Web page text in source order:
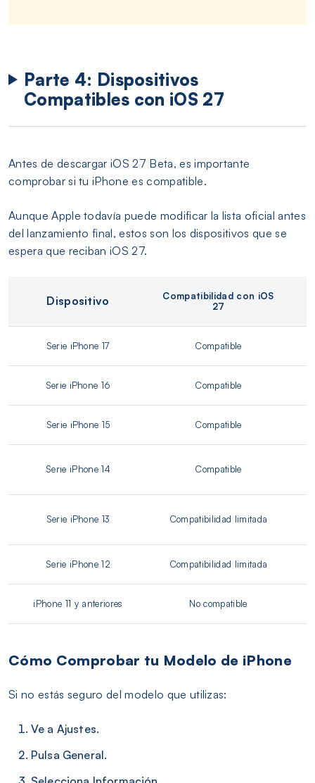
Parte 4: Dispositivos
Compatibles con iOS 27
Antes de descargar iOS 27 Beta, es importante
comprobar si tu iPhone es compatible.
Aunque Apple todavía puede modificar la lista oficial antes
del lanzamiento final, estos son los dispositivos que se
espera que reciban iOS 27.
Dispositivo
Compatibilidad con iOS
27
Serie iPhone 17 Compatible
Serie iPhone 16 Compatible
Serie iPhone 15 Compatible
Serie iPhone 14 Compatible
Serie iPhone 13 Compatibilidad limitada
Serie iPhone 12 Compatibilidad limitada
iPhone 11 y anteriores No compatible
Cómo Comprobar tu Modelo de iPhone
Si no estás seguro del modelo que utilizas:
Ve a Ajustes.
Pulsa General.